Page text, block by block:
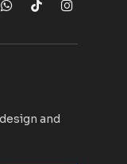
WhatsApp
TikTokInstagram
and